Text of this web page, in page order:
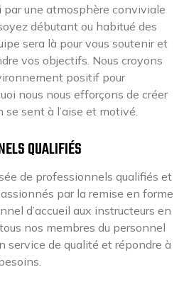
une atmosphère conviviale
débutant ou habitué des
sera là pour vous soutenir et
vos objectifs. Nous croyons
positif pour
nous nous efforçons de créer
sent à l’aise et motivé.
QUALIFIÉS
de professionnels qualifiés et
par la remise en forme
d’accueil aux instructeurs en
nos membres du personnel
service de qualité et répondre à